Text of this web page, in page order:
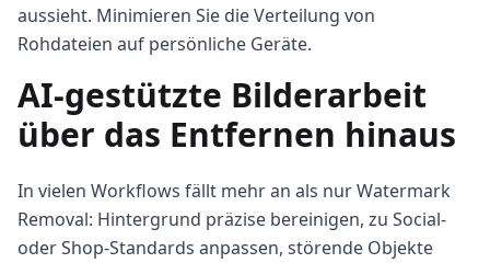
aussieht. Minimieren Sie die Verteilung von
Rohdateien auf persönliche Geräte.
AI-gestützte Bilderarbeit
über das Entfernen hinaus
In vielen Workflows fällt mehr an als nur Watermark
Removal: Hintergrund präzise bereinigen, zu Social-
oder Shop-Standards anpassen, störende Objekte